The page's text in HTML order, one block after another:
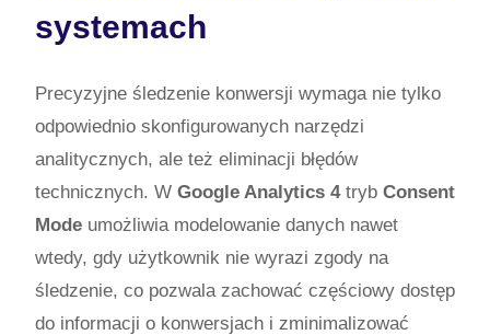
systemach
Precyzyjne śledzenie konwersji wymaga nie tylko
odpowiednio skonfigurowanych narzędzi
analitycznych, ale też eliminacji błędów
technicznych. W Google Analytics 4tryb Consent
Mode umożliwia modelowanie danych nawet
wtedy, gdy użytkownik nie wyrazi zgody na
śledzenie, co pozwala zachować częściowy dostęp
do informacji o konwersjach i zminimalizować